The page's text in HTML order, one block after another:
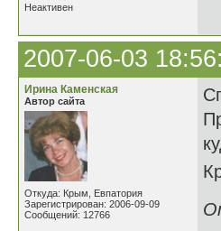
Неактивен
2007-06-03
Ирина Каменская
Автор сайта
Откуда: Крым, Евпатория
Зарегистрирован: 2006-09-09
Сообщений: 12766